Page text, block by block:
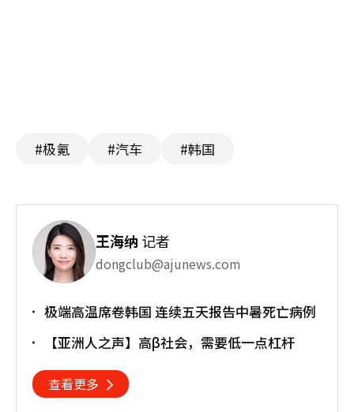
#极氪 #汽车 #韩国
王海纳 记者
dongclub@ajunews.com
极端高温席卷韩国 连续五天报告中暑死亡病例
【亚洲人之声】高β社会，需要低一点杠杆
查看更多